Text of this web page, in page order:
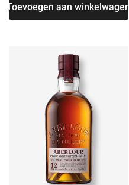
Toevoegen aan winkelwagen